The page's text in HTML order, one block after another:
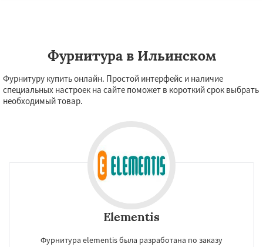
Фурнитура в Ильинском
Фурнитуру купить онлайн. Простой интерфейс и наличие
специальных настроек на сайте поможет в короткий срок выбрать
необходимый товар.
Elementis
Фурнитура elementis была разработана по заказу